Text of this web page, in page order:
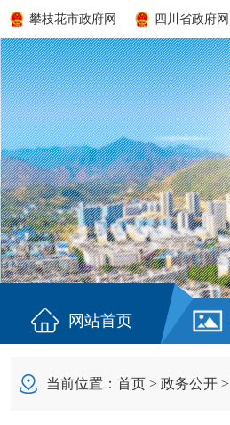
攀枝花市政府网 四川省政府网
网站首页
当前位置： 首页 > 政务公开 >